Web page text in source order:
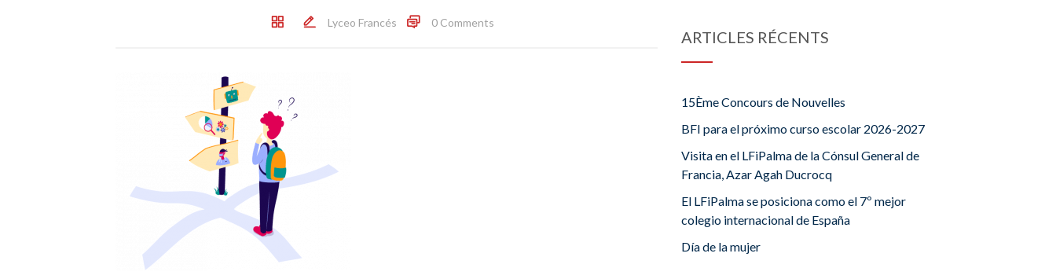
Lyceo Francés 0 Comments
ARTICLES RÉCENTS
15Ème Concours de Nouvelles
BFI para el próximo curso escolar 2026-2027
Visita en el LFiPalma de la Cónsul General de
Francia, Azar Agah Ducrocq
El LFiPalma se posiciona como el 7º mejor
colegio internacional de España
Día de la mujer